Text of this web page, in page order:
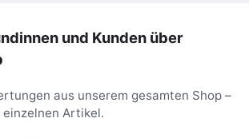
und Kunden über
aus unserem gesamten Shop –
einzelnen Artikel.